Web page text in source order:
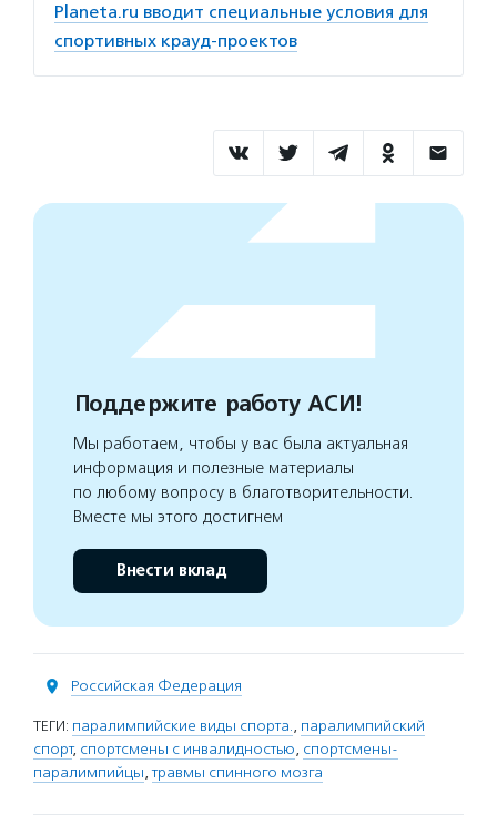
Planeta.ru вводит специальные условия для
спортивных крауд-проектов
Поддержите работу АСИ!
Мы работаем, чтобы у вас была актуальная
информация и полезные материалы
по любому вопросу в благотворительности.
Вместе мы этого достигнем
Внести вклад
Российская Федерация
ТЕГИ: паралимпийские виды спорта., паралимпийский
спорт, спортсмены с инвалидностью, спортсмены-
паралимпийцы,травмы спинного мозга